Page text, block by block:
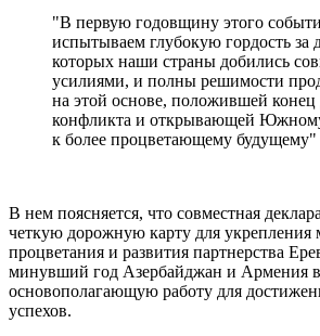
"В первую годовщину этого
испытываем глубокую гордость за
которых наши страны добились
усилиями, и полны решимости
на этой основе, положившей конец
конфликта и открывающей
к более процветающему будущему"
В нем поясняется, что совместная
четкую дорожную карту для укрепления
процветания и развития партнерства
минувший год Азербайджан и Армения
основополагающую работу для
успехов.